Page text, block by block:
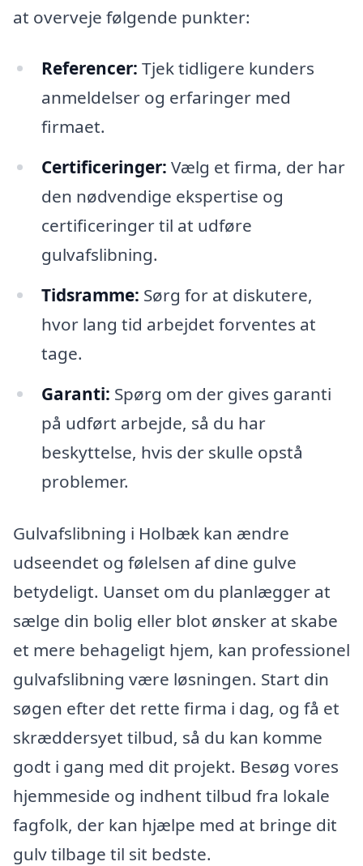
at overveje følgende punkter:
Referencer: Tjek tidligere kunders
anmeldelser og erfaringer med
firmaet.
Certificeringer: Vælg et firma, der har
den nødvendige ekspertise og
certificeringer til at udføre
gulvafslibning.
Tidsramme: Sørg for at diskutere,
hvor lang tid arbejdet forventes at
tage.
Garanti: Spørg om der gives garanti
på udført arbejde, så du har
beskyttelse, hvis der skulle opstå
problemer.
Gulvafslibning i Holbæk kan ændre
udseendet og følelsen af dine gulve
betydeligt. Uanset om du planlægger at
sælge din bolig eller blot ønsker at skabe
et mere behageligt hjem, kan professionel
gulvafslibning være løsningen. Start din
søgen efter det rette firma i dag, og få et
skræddersyet tilbud, så du kan komme
godt i gang med dit projekt. Besøg vores
hjemmeside og indhent tilbud fra lokale
fagfolk, der kan hjælpe med at bringe dit
gulv tilbage til sit bedste.